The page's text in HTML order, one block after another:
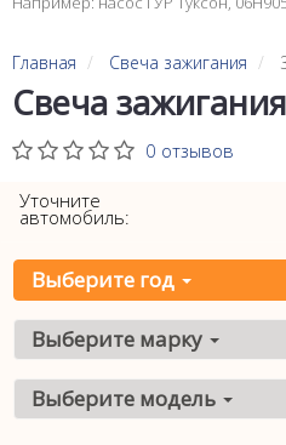
Главная Свеча зажигания
Свеча
0 отзывов
Уточните
автомобиль:
Выберите год
Выберите марку
Выберите модель